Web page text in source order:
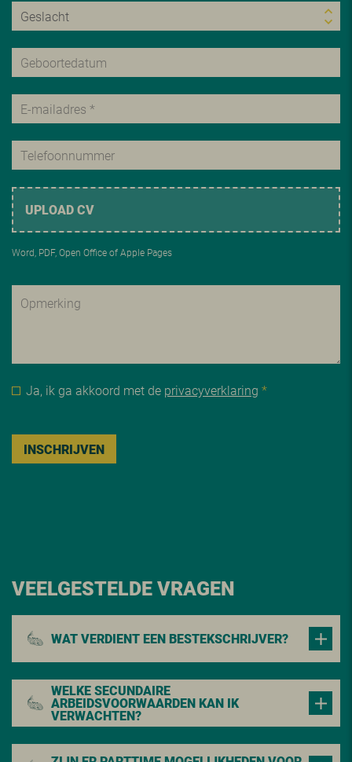
UPLOAD CV
Word, PDF, Open Office of Apple Pages
Ja, ik ga akkoord met de privacyverklaring *
INSCHRIJVEN
VEELGESTELDE VRAGEN
WAT VERDIENT EEN BESTEKSCHRIJVER?
WELKE SECUNDAIRE
ARBEIDSVOORWAARDEN KAN IK
VERWACHTEN?